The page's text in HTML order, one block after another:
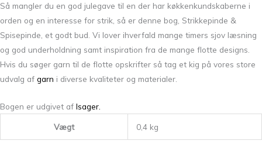
Så mangler du en god julegave til en der har køkkenkundskaberne i
orden og en interesse for strik, så er denne bog, Strikkepinde &
Spisepinde, et godt bud. Vi lover ihverfald mange timers sjov læsning
og god underholdning samt inspiration fra de mange flotte designs.
Hvis du søger garn til de flotte opskrifter så tag et kig på vores store
udvalg af garn i diverse kvaliteter og materialer.
Bogen er udgivet af Isager.
Vægt 0,4 kg